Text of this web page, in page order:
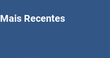
Mais Recentes